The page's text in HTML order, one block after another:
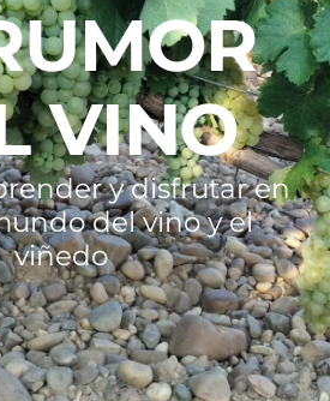
VINO
y disfrutar en
del vino y el
viñedo